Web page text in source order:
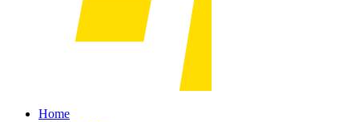
Home